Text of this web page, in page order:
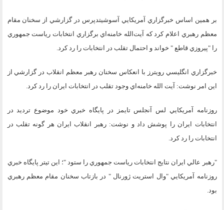
بر همين اساس خبرگزاري آمريكايي آسوشيتدپرس در گزارشي از سخنان مقام
معظم رهبري اعلام كرد كه آيت‌الله خامنه‌اي برگزاري انتخابات رياست جمهوري
را "پيروزي قاطع " خواند و احتمال تقلب در انتخابات را رد كرد.
خبرگزاري انگليسي رويترز با انعكاس سخنان رهبر معظم انقلاب در گزارشي از
اين امر نوشت: آيت الله خامنه‌اي وجود تقلب در انتخابات ايران را رد كرد.
روزنامه آمريكايي لس آنجلس تايمز در پايگاه خبري خود موضوع ترديد در
انتخابات ايران را پوشش داد و نوشت: رهبر انقلاب ايران هر گونه تقلب در
انتخابات را رد كرد.
"رهبر عالي ايران نتايج انتخابات رياست جمهوري را ستود "؛ اين تيتر پايگاه خبري
روزنامه‌ آمريكايي "وال استريت ژورنال " در بازتاب سخنان مقام معظم رهبري
بود.